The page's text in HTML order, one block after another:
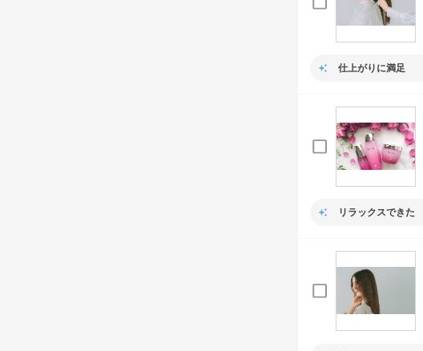
仕上がりに満足
リラックスできた